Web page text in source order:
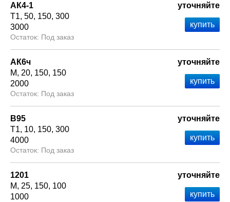
АК4-1
Т1 50 150 300
3000
Под заказ
уточняйте
АК6ч
М
20 150 150
2000
Под заказ
уточняйте
В95
Т1 10 150 300
4000
Под заказ
уточняйте
1201
М
25 150 100
1000
уточняйте